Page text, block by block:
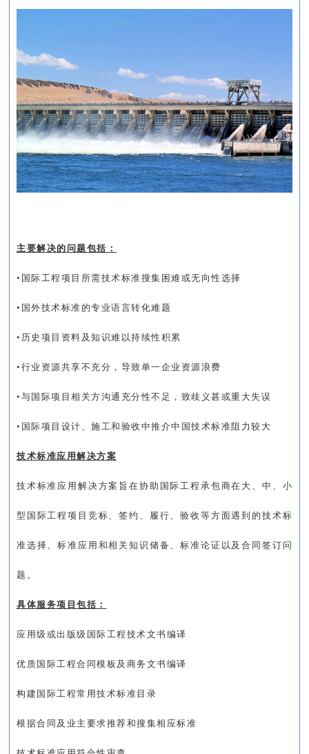
主要解决的问题包括：
•国际工程项目所需技术标准搜集困难或无向性选择
•国外技术标准的专业语言转化难题
•历史项目资料及知识难以持续性积累
•行业资源共享不充分，导致单一企业资源浪费
•与国际项目相关方沟通充分性不足，致歧义甚或重大失误
•国际项目设计、施工和验收中推介中国技术标准阻力较大
技术标准应用解决方案
技术标准应用解决方案旨在协助国际工程承包商在大、中、小
型国际工程项目竞标、签约、履行、验收等方面遇到的技术标
准选择、标准应用和相关知识储备、标准论证以及合同签订问
题。
具体服务项目包括：
应用级或出版级国际工程技术文书编译
优质国际工程合同模板及商务文书编译
构建国际工程常用技术标准目录
根据合同及业主要求推荐和搜集相应标准